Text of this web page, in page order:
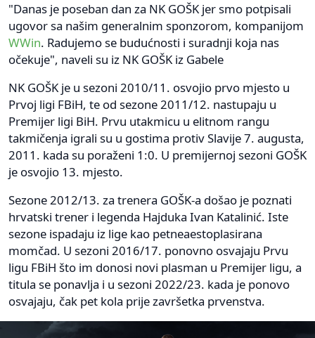
"Danas je poseban dan za NK GOŠK jer smo potpisali
ugovor sa našim generalnim sponzorom, kompanijom
WWin. Radujemo se budućnosti i suradnji koja nas
očekuje", naveli su iz NK GOŠK iz Gabele
NK GOŠK je u sezoni 2010/11. osvojio prvo mjesto u
Prvoj ligi FBiH, te od sezone 2011/12. nastupaju u
Premijer ligi BiH. Prvu utakmicu u elitnom rangu
takmičenja igrali su u gostima protiv Slavije 7. augusta,
2011. kada su poraženi 1:0. U premijernoj sezoni GOŠK
je osvojio 13. mjesto.
Sezone 2012/13. za trenera GOŠK-a došao je poznati
hrvatski trener i legenda Hajduka Ivan Katalinić. Iste
sezone ispadaju iz lige kao petneaestoplasirana
momčad. U sezoni 2016/17. ponovno osvajaju Prvu
ligu FBiH što im donosi novi plasman u Premijer ligu, a
titula se ponavlja i u sezoni 2022/23. kada je ponovo
osvajaju, čak pet kola prije završetka prvenstva.